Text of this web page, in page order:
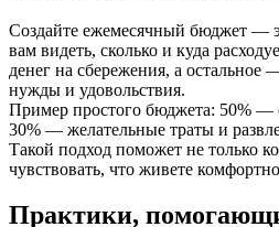
Создайте ежемесячный бюджет —
вам видеть, сколько и куда
денег на сбережения, а остальное
нужды и удовольствия.
Пример простого бюджета: 50% —
30% — желательные траты и
Такой подход поможет не только
чувствовать, что живете
Практики,